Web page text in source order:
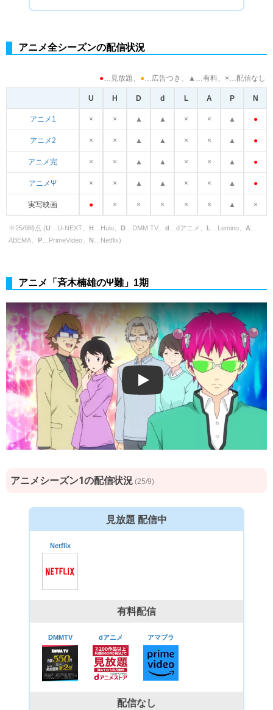
アニメ全シーズンの配信状況
● …見放題、 ● …広告つき、 ▲ …有料、×…配信なし
U H D d L A P N
アニメ1 × × ▲ ▲ × × ▲ ●
アニメ2 × × ▲ ▲ × × ▲ ●
アニメ完 × × ▲ ▲ × × ▲ ●
アニメΨ × × ▲ ▲ × × ▲ ●
実写映画 ● × × × × × ▲ ×
※25/9時点 (U …U-NEXT、 H …Hulu、 D …DMM TV、 d …dアニメ、 L …Lemino、 A
ABEMA、 P …PrimeVideo、 N …Netflix)
アニメ「斉木楠雄のΨ難」1期
Play
アニメシーズン1の配信状況 (25/9)
見放題 配信中
Netflix
有料配信
DMMTV dアニメ アマプラ
配信なし